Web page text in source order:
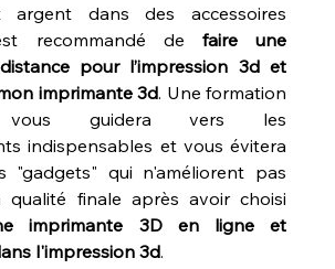
argent dans des accessoires
recommandé de faire une
pour l’impression 3d et
imprimante 3d. Une formation
vous guidera vers les
indispensables et vous évitera
"gadgets" qui n'améliorent pas
qualité finale après avoir choisi
imprimante 3D en ligne et
l'impression 3d.